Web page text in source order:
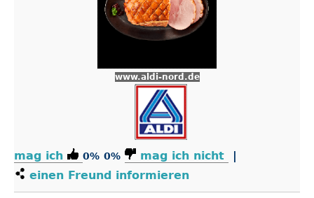
www.aldi-nord.de
mag ich 0% 0% mag ich nicht
|
einen Freund informieren